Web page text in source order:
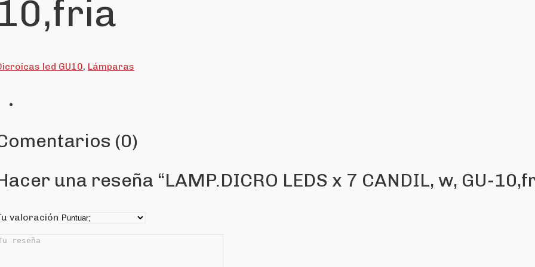
led GU10, Lámparas
(0)
una reseña “LAMP.DICRO LEDS x 7 CANDIL, w, GU-
valoración